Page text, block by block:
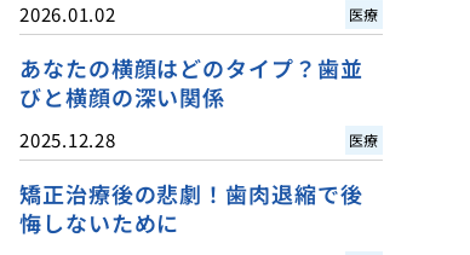
2026.01.02 医療
あなたの横顔はどのタイプ？歯並
びと横顔の深い関係
2025.12.28 医療
矯正治療後の悲劇！歯肉退縮で後
悔しないために